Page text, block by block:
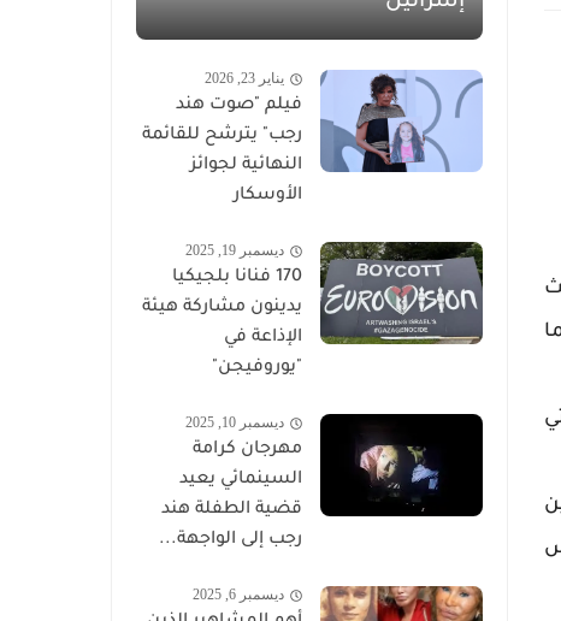
يناير 23, 2026
فيلم "صوت هند
رجب" يترشح للقائمة
النهائية لجوائز
الأوسكار
ديسمبر 19, 2025
170 فنانا بلجيكيا
يدينون مشاركة هيئة
الإذاعة في
"يوروفيجن"
ديسمبر 10, 2025
مهرجان كرامة
السينمائي يعيد
قضية الطفلة هند
رجب إلى الواجهة...
ديسمبر 6, 2025